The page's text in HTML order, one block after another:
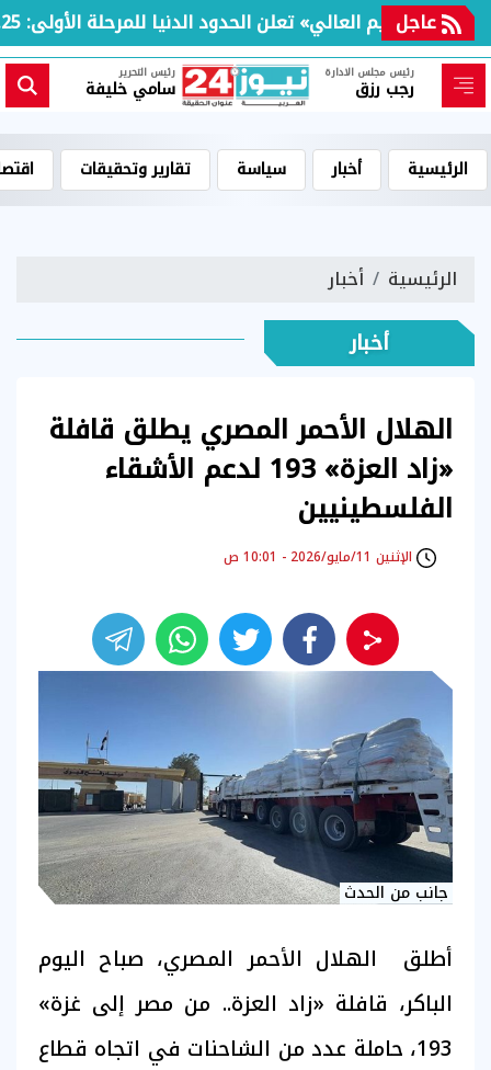
عاجل
«التعليم العالي» تعلن الحدود الدنيا للمرحلة الأولى: 91.25% للعلوم و86.09% للرياضيات و71.56% للأدبي
رئيس مجلس الادارة
رجب رزق
رئيس التحرير
سامي خليفة
الرئيسية أخبار سياسة تقارير وتحقيقات
الرئيسية أخبار
أخبار
الهلال الأحمر المصري يطلق قافلة
«زاد العزة» 193 لدعم الأشقاء
الفلسطينيين
الإثنين 11/مايو/2026 - 10:01 ص
جانب من الحدث
أطلق الهلال الأحمر المصري، صباح اليوم
الباكر، قافلة «زاد العزة.. من مصر إلى غزة»
193، حاملة عدد من الشاحنات في اتجاه قطاع